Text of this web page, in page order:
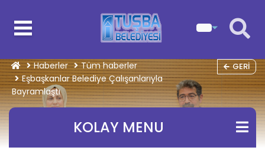
Haberler
Tüm haberler
Eşbaşkanlar Belediye Çalışanlarıyla
Bayramlaştı
GERI
KOLAY MENU